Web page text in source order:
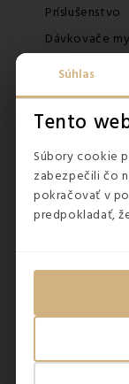
Súhlas
Tento
Súbory cookie
zabezpečili čo
pokračovať v
predpokladať,
Príslušenstvo
Dávkovače
Kúpeľňový
Kúpeľový
Uteráky
Osušky
Kúpeľňové
Sprcha
Soľ do kúpeľa